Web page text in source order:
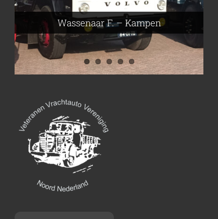
Wassenaar F. – Kampen
Nijmeier Erwin – Smilde
Hartog den Richard – Borculo